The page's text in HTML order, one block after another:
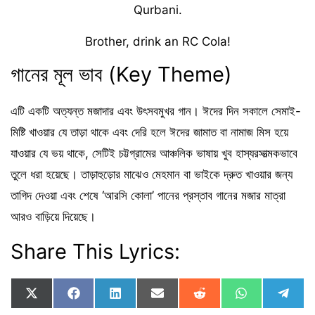
Qurbani.
Brother, drink an RC Cola!
গানের মূল ভাব (Key Theme)
এটি একটি অত্যন্ত মজাদার এবং উৎসবমুখর গান। ঈদের দিন সকালে সেমাই-
মিষ্টি খাওয়ার যে তাড়া থাকে এবং দেরি হলে ঈদের জামাত বা নামাজ মিস হয়ে
যাওয়ার যে ভয় থাকে, সেটিই চট্টগ্রামের আঞ্চলিক ভাষায় খুব হাস্যরসাত্মকভাবে
তুলে ধরা হয়েছে। তাড়াহুড়োর মাঝেও মেহমান বা ভাইকে দ্রুত খাওয়ার জন্য
তাগিদ দেওয়া এবং শেষে ‘আরসি কোলা’ পানের প্রস্তাব গানের মজার মাত্রা
আরও বাড়িয়ে দিয়েছে।
Share This Lyrics:
Share
on
X
(
Share
on
F
a
Share
on
L
i
Share
on
E
m
Share
on
R
e
Share
on
W
h
on
e